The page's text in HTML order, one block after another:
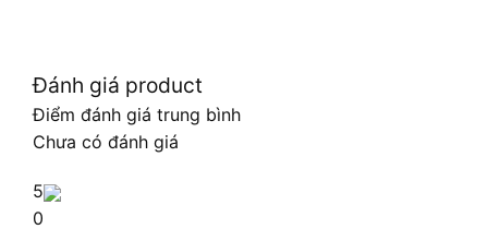
Đánh giá product
Điểm đánh giá trung bình
Chưa có đánh giá
5
0